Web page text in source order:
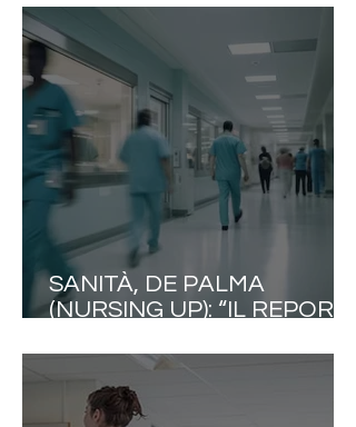
INFORMAZIONE E
PREVENZIONE LE PRIME
ALLEATE CONTRO I
DISTURBI DELLA
PRIMAVERA
SANITÀ, DE PALMA
(NURSING UP): “IL REPORT
EUROPEI METTONO IN
EVIDENZA LE
INCONGRUENZE ITALIANE”